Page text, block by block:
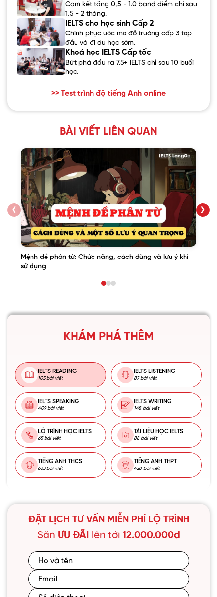
Cam kết tăng 0,5 - 1.0 band điểm chỉ sau
1,5 - 2 tháng.
IELTS cho học sinh Cấp 2
Chinh phục ước mơ đỗ trường cấp 3 top
đầu và đi du học sớm.
Khoá học IELTS Cấp tốc
Bứt phá đầu ra 7.5+ IELTS chỉ sau 10 buổi
học.
>> Test trình độ tiếng Anh online
BÀI VIẾT LIÊN QUAN
❮
Mệnh đề phân từ: Chức năng, cách dùng và lưu ý khi
sử dụng
❯
KHÁM PHÁ THÊM
IELTS READING
105 bài viết
IELTS LISTENING
87 bài viết
IELTS SPEAKING
409 bài viết
IELTS WRITING
148 bài viết
LỘ TRÌNH HỌC IELTS
65 bài viết
TÀI LIỆU HỌC IELTS
88 bài viết
TIẾNG ANH THCS
663 bài viết
TIẾNG ANH THPT
428 bài viết
ĐẶT LỊCH TƯ VẤN MIỄN PHÍ LỘ TRÌNH
Săn ƯU ĐÃI lên tới 12.000.000đ